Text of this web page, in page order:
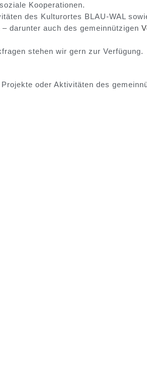
Kooperationen.
des Kulturortes BLAU-WAL
darunter auch des gemeinnützigen
stehen wir gern zur Verfügung.
oder Aktivitäten des